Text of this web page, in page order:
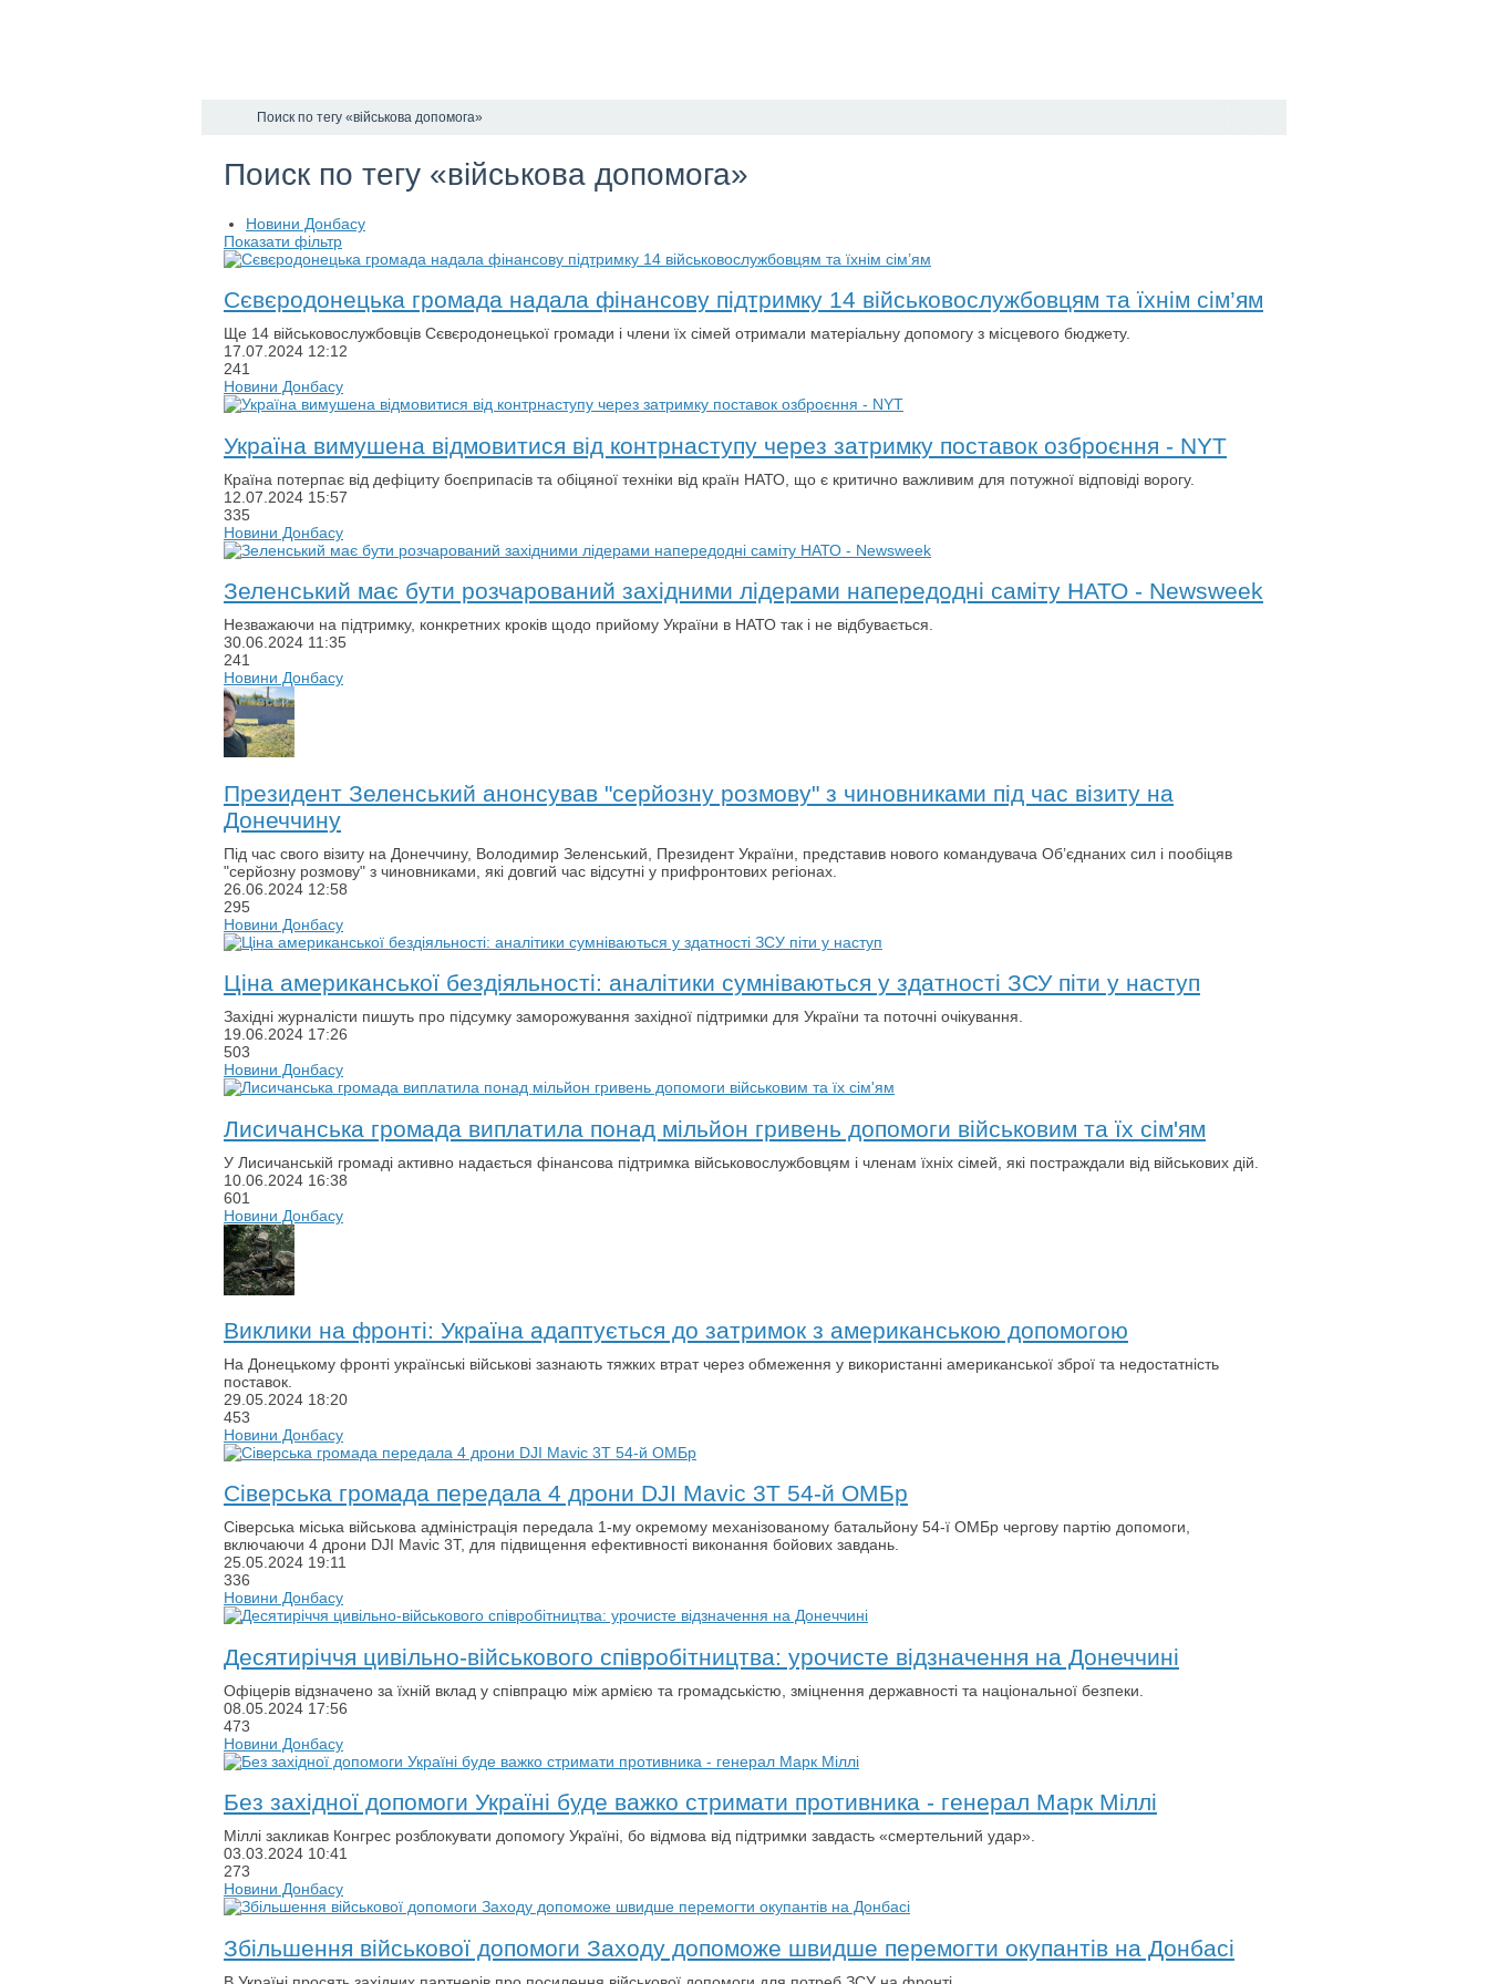
Поиск по тегу «військова допомога»
Поиск по тегу «військова допомога»
Новини Донбасу
Показати фільтр
Сєвєродонецька громада надала фінансову підтримку 14 військовослужбовцям та їхнім сім’ям
Ще 14 військовослужбовців Сєвєродонецької громади і члени їх сімей отримали матеріальну допомогу з місцевого бюджету.
17.07.2024 12:12
241
Новини Донбасу
Україна вимушена відмовитися від контрнаступу через затримку поставок озброєння - NYT
Країна потерпає від дефіциту боєприпасів та обіцяної техніки від країн НАТО, що є критично важливим для потужної відповіді ворогу.
12.07.2024 15:57
335
Новини Донбасу
Зеленський має бути розчарований західними лідерами напередодні саміту НАТО - Newsweek
Незважаючи на підтримку, конкретних кроків щодо прийому України в НАТО так і не відбувається.
30.06.2024 11:35
241
Новини Донбасу
Президент Зеленський анонсував "серйозну розмову" з чиновниками під час візиту на
Донеччину
Під час свого візиту на Донеччину, Володимир Зеленський, Президент України, представив нового командувача Об’єднаних сил і пообіцяв
"серйозну розмову" з чиновниками, які довгий час відсутні у прифронтових регіонах.
26.06.2024 12:58
295
Новини Донбасу
Ціна американської бездіяльності: аналітики сумніваються у здатності ЗСУ піти у наступ
Західні журналісти пишуть про підсумку заморожування західної підтримки для України та поточні очікування.
19.06.2024 17:26
503
Новини Донбасу
Лисичанська громада виплатила понад мільйон гривень допомоги військовим та їх сім'ям
У Лисичанській громаді активно надається фінансова підтримка військовослужбовцям і членам їхніх сімей, які постраждали від військових дій.
10.06.2024 16:38
601
Новини Донбасу
Виклики на фронті: Україна адаптується до затримок з американською допомогою
На Донецькому фронті українські військові зазнають тяжких втрат через обмеження у використанні американської зброї та недостатність
поставок.
29.05.2024 18:20
453
Новини Донбасу
Сіверська громада передала 4 дрони DJI Mavic 3T 54-й ОМБр
Сіверська міська військова адміністрація передала 1-му окремому механізованому батальйону 54-ї ОМБр чергову партію допомоги,
включаючи 4 дрони DJI Mavic 3T, для підвищення ефективності виконання бойових завдань.
25.05.2024 19:11
336
Новини Донбасу
Десятиріччя цивільно-військового співробітництва: урочисте відзначення на Донеччині
Офіцерів відзначено за їхній вклад у співпрацю між армією та громадськістю, зміцнення державності та національної безпеки.
08.05.2024 17:56
473
Новини Донбасу
Без західної допомоги Україні буде важко стримати противника - генерал Марк Міллі
Міллі закликав Конгрес розблокувати допомогу Україні, бо відмова від підтримки завдасть «смертельний удар».
03.03.2024 10:41
273
Новини Донбасу
Збільшення військової допомоги Заходу допоможе швидше перемогти окупантів на Донбасі